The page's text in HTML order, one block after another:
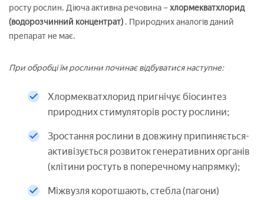
росту рослин. Діюча активна речовина –хлормекватхлорид
(водорозчинний концентрат) . Природних аналогів даний
препарат не має.
При обробці їм рослини починає відбуватися наступне:
Хлормекватхлорид пригнічує біосинтез
природних стимуляторів росту рослини;
Зростання рослини в довжину припиняється-
активізується розвиток генеративних органів
(клітини ростуть в поперечному напрямку);
Міжвузля коротшають, стебла (пагони)